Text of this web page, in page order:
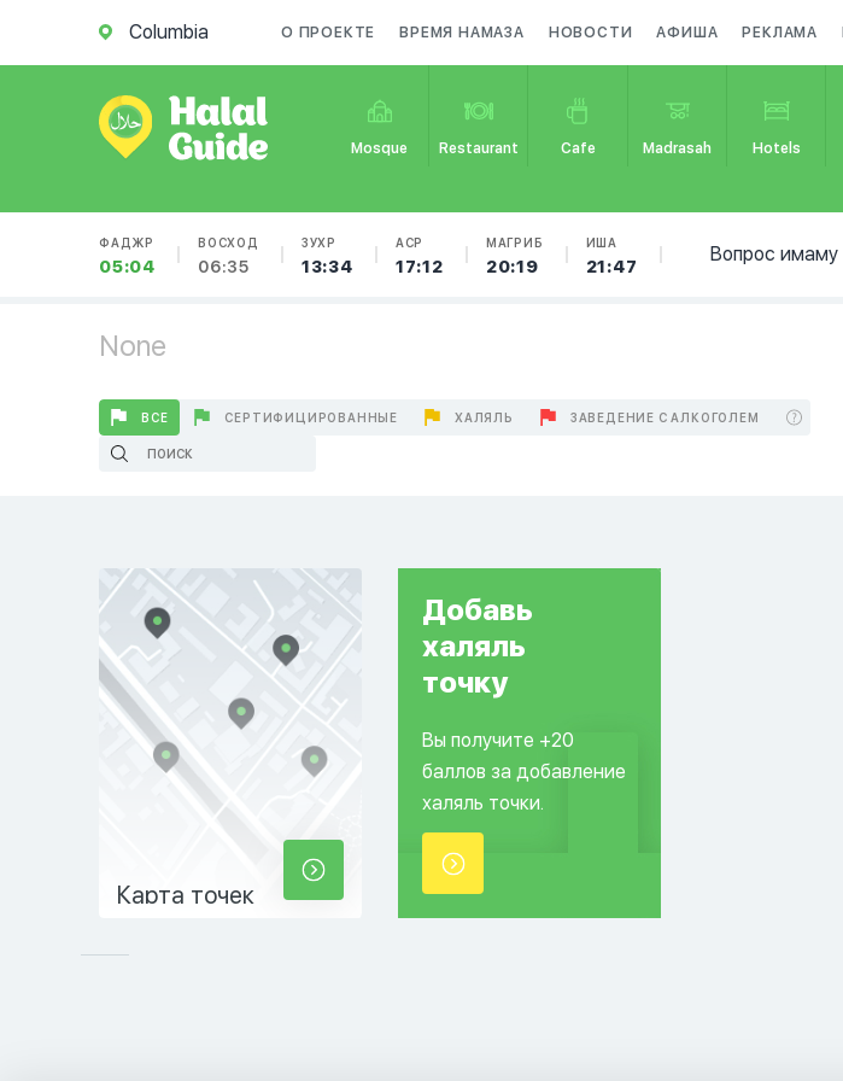
Columbia О ПРОЕКТЕ ВРЕМЯ НАМАЗА НОВОСТИ АФИША РЕКЛАМА
Mosque Restaurant Cafe Madrasah Hotels
ФАДЖР
05:04
ВОСХОД
06:35
ЗУХР
13:34
АСР
17:12
МАГРИБ
20:19
ИША
21:47
Вопрос имаму
None
ВСЕ СЕРТИФИЦИРОВАННЫЕ ХАЛЯЛЬ ЗАВЕДЕНИЕ С АЛКОГОЛЕМ
Карта точек
Добавь
халяль
точку
Вы получите +20
баллов за добавление
халяль точки.